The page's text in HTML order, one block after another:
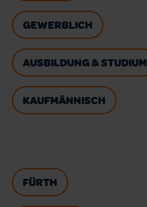
GEWERBLICH
AUSBILDUNG & STUDIUM
KAUFMÄNNISCH
FÜRTH